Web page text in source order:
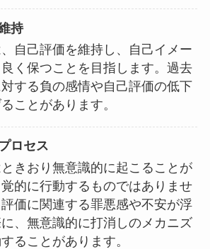
持
自己評価を維持し、自己イメー
く保つことを目指します。過去
する負の感情や自己評価の低下
ことがあります。
ロセス
きおり無意識的に起こることが
的に行動するものではありませ
価に関連する罪悪感や不安が浮
に、無意識的に打消しのメカニズ
ることがあります。